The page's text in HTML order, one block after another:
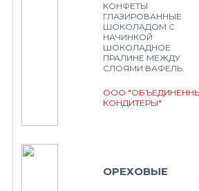
КОНФЕТЫ
ГЛАЗИРОВАННЫЕ
ШОКОЛАДОМ С
НАЧИНКОЙ
ШОКОЛАДНОЕ
ПРАЛИНЕ МЕЖДУ
СЛОЯМИ ВАФЕЛЬ.
ООО
КОНДИТЕРЫ"
ОРЕХОВЫЕ